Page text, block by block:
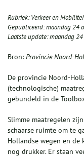
Rubriek:Verkeer en
Gepubliceerd:maandag 24
Laatste update:maandag
Bron: Provincie Noord-
De provincie Noord-
(technologische)
gebundeld in de
Slimme maatregelen
schaarse ruimte om te
Hollandse wegen en
nog drukker. Er staan